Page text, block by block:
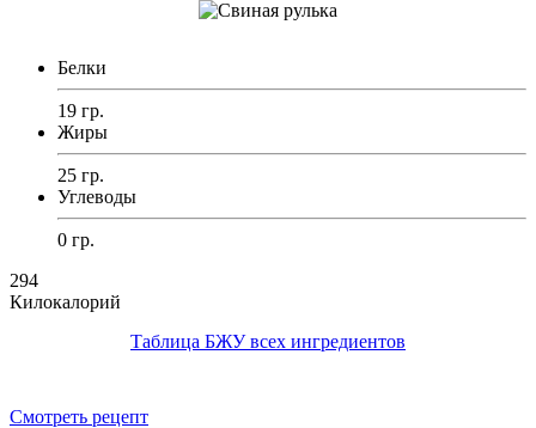
Белки
19 гр.
Жиры
25 гр.
Углеводы
0 гр.
294
Килокалорий
Таблица БЖУ всех ингредиентов
Смотреть рецепт